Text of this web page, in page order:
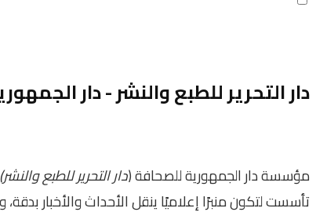
دار التحرير للطبع والنشر - دار
مؤسسة دار الجمهورية للصحافة (دار التحرير للطبع والنشر)
تأسست لتكون منبرًا إعلاميًا ينقل الأحداث والأخبار